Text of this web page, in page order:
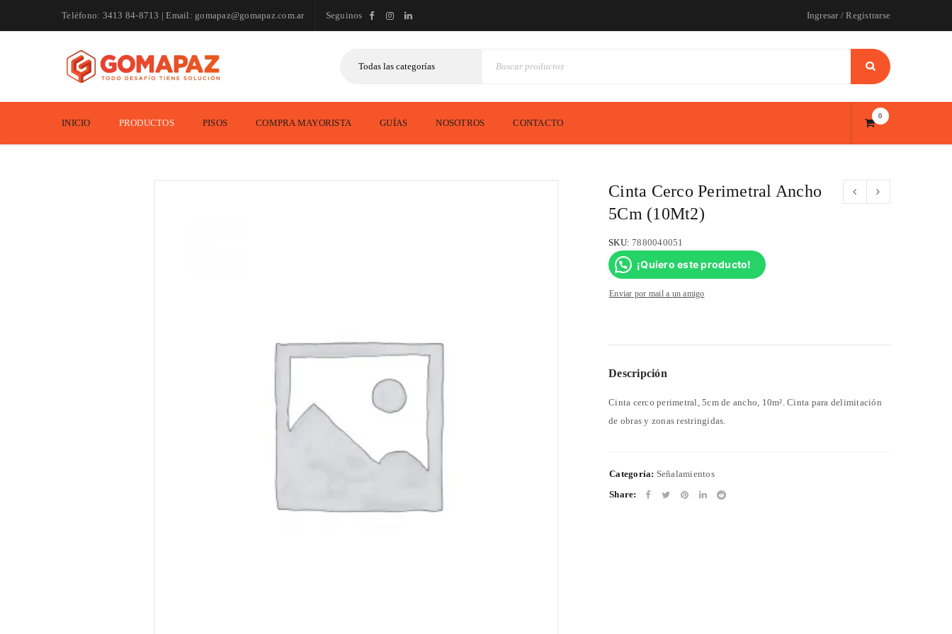
Teléfono: 3413 84-8713 | Email: gomapaz@gomapaz.com.ar Seguinos Ingresar/Registrarse
INICIO PRODUCTOS PISOS COMPRA MAYORISTA GUÍAS NOSOTROS CONTACTO
0
Cinta Cerco Perimetral Ancho
5Cm (10Mt2)
SKU: 7880040051
¡Quiero este producto!
Enviar por mail a un amigo
Descripción
Cinta cerco perimetral, 5cm de ancho, 10m². Cinta para delimitación
de obras y zonas restringidas.
Categoría: Señalamientos
Share: